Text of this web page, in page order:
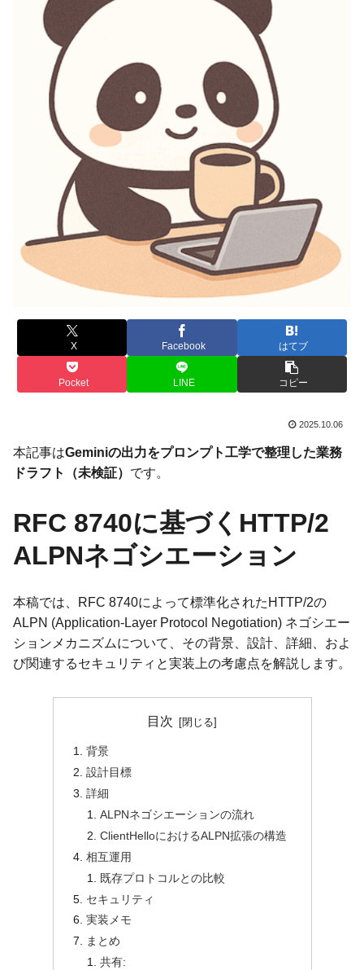
X Facebook はてブ
Pocket LINE コピー
2025.10.06
本記事はGeminiの出力をプロンプト工学で整理した業務
ドラフト（未検証） です。
RFC 8740に基づくHTTP/2
ALPNネゴシエーション
本稿では、RFC 8740によって標準化されたHTTP/2の
ALPN (Application-Layer Protocol Negotiation) ネゴシエー
ションメカニズムについて、その背景、設計、詳細、およ
び関連するセキュリティと実装上の考慮点を解説します。
目次
背景
設計目標
詳細
ALPNネゴシエーションの流れ
ClientHelloにおけるALPN拡張の構造
相互運用
既存プロトコルとの比較
セキュリティ
実装メモ
まとめ
共有: